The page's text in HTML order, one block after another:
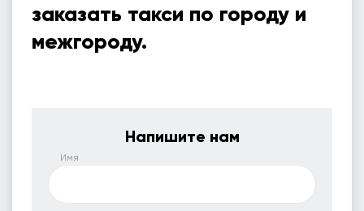
заказать такси по городу и
межгороду.
Напишите нам
Имя